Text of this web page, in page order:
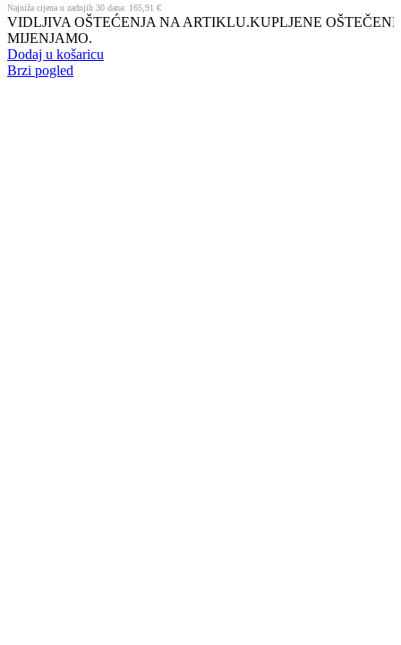
Najniža cijena u zadnjih 30 dana: 165,91 €
VIDLJIVA OŠTEĆENJA NA ARTIKLU.KUPLJENE
MIJENJAMO.
Dodaj u košaricu
Brzi pogled